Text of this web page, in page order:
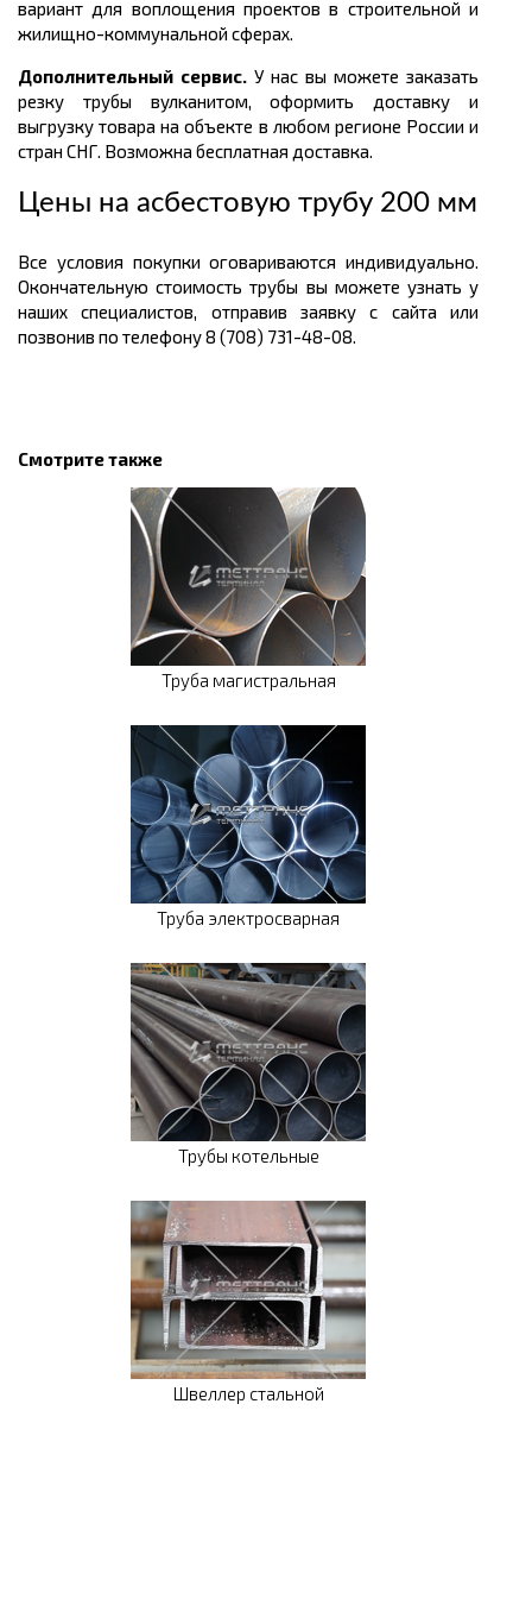
вариант для воплощения проектов в строительной и
жилищно-коммунальной сферах.
Дополнительный сервис. У нас вы можете заказать
резку трубы вулканитом, оформить доставку и
выгрузку товара на объекте в любом регионе России и
стран СНГ. Возможна бесплатная доставка.
Цены на асбестовую трубу 200 мм
Все условия покупки оговариваются индивидуально.
Окончательную стоимость трубы вы можете узнать у
наших специалистов, отправив заявку с сайта или
позвонив по телефону 8 (708) 731-48-08.
Смотрите также
Труба магистральная
Труба электросварная
Трубы котельные
Швеллер стальной